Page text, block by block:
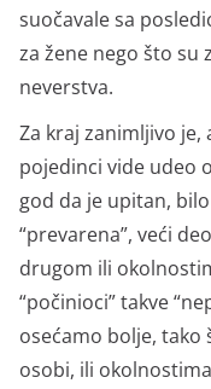
suočavale sa
za žene nego što su
neverstva.
Za kraj zanimljivo
pojedinci vide udeo
god da je upitan,
“prevarena”, veći
drugom ili
“počinioci” takve
osećamo bolje,
osobi, ili